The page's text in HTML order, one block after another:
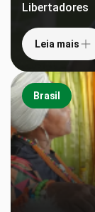
Libertadores
Leia mais
Brasil